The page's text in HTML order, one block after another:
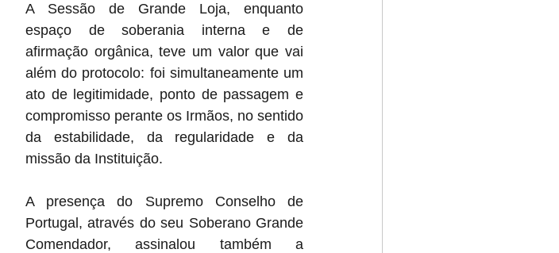
A Sessão de Grande Loja, enquanto
espaço de soberania interna e de
afirmação orgânica, teve um valor que vai
além do protocolo: foi simultaneamente um
ato de legitimidade, ponto de passagem e
compromisso perante os Irmãos, no sentido
da estabilidade, da regularidade e da
missão da Instituição.
A presença do Supremo Conselho de
Portugal, através do seu Soberano Grande
Comendador, assinalou também a